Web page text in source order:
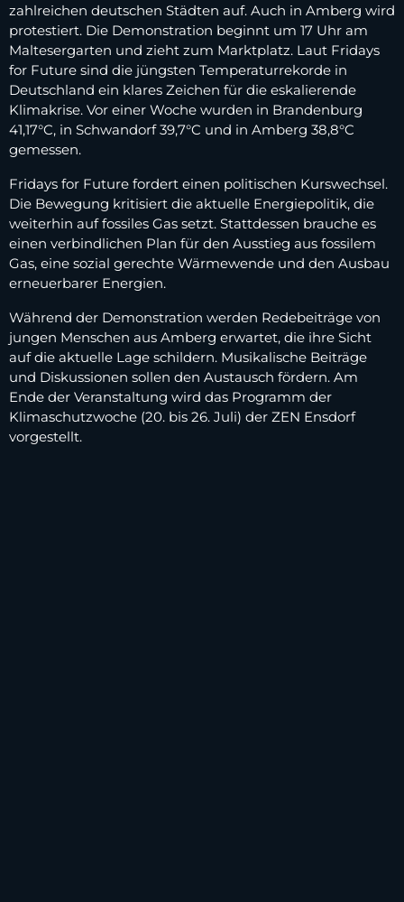
zahlreichen deutschen Städten auf. Auch in Amberg wird
protestiert. Die Demonstration beginnt um 17 Uhr am
Maltesergarten und zieht zum Marktplatz. Laut Fridays
for Future sind die jüngsten Temperaturrekorde in
Deutschland ein klares Zeichen für die eskalierende
Klimakrise. Vor einer Woche wurden in Brandenburg
41,17°C, in Schwandorf 39,7°C und in Amberg 38,8°C
gemessen.
Fridays for Future fordert einen politischen Kurswechsel.
Die Bewegung kritisiert die aktuelle Energiepolitik, die
weiterhin auf fossiles Gas setzt. Stattdessen brauche es
einen verbindlichen Plan für den Ausstieg aus fossilem
Gas, eine sozial gerechte Wärmewende und den Ausbau
erneuerbarer Energien.
Während der Demonstration werden Redebeiträge von
jungen Menschen aus Amberg erwartet, die ihre Sicht
auf die aktuelle Lage schildern. Musikalische Beiträge
und Diskussionen sollen den Austausch fördern. Am
Ende der Veranstaltung wird das Programm der
Klimaschutzwoche (20. bis 26. Juli) der ZEN Ensdorf
vorgestellt.